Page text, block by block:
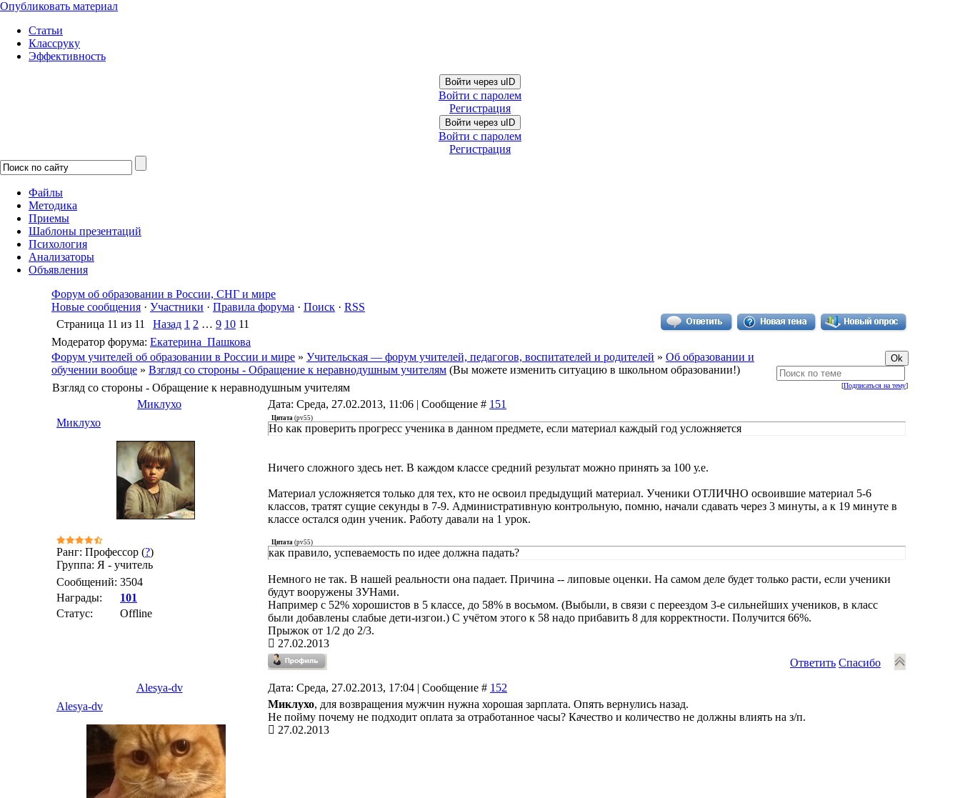
Опубликовать материал
Статьи
Классруку
Эффективность
Войти через uID
Войти с паролем
Регистрация
Войти через uID
Войти с паролем
Регистрация
Файлы
Методика
Приемы
Шаблоны презентаций
Психология
Анализаторы
Объявления
Форум об образовании в России, СНГ и мире
Новые сообщения · Участники · Правила форума · Поиск · RSS
Страница 11 из 11 Назад 1 2 … 9 10 11
Модератор форума: Екатерина_Пашкова
Форум учителей об образовании в России и мире » Учительская — форум учителей, педагогов, воспитателей и родителей » Об образовании и
обучении вообще » Взгляд со стороны - Обращение к неравнодушным учителям (Вы можете изменить ситуацию в школьном образовании!)
[Подписаться на тему]
Взгляд со стороны - Обращение к неравнодушным учителям
Миклухо
Дата: Среда, 27.02.2013, 11:06 | Сообщение # 151
Миклухо
Ранг: Профессор (?)
Группа: Я - учитель
Сообщений: 3504
Награды:
101
Статус:
Offline
Цитата (pv55)
Но как проверить прогресс ученика в данном предмете, если материал каждый год усложняется
Ничего сложного здесь нет. В каждом классе средний результат можно принять за 100 у.е.
Материал усложняется только для тех, кто не освоил предыдущий материал. Ученики ОТЛИЧНО освоившие материал 5-6
классов, тратят сущие секунды в 7-9. Административную контрольную, помню, начали сдавать через 3 минуты, а к 19 минуте в
классе остался один ученик. Работу давали на 1 урок.
Цитата (pv55)
как правило, успеваемость по идее должна падать?
Немного не так. В нашей реальности она падает. Причина -- липовые оценки. На самом деле будет только расти, если ученики
будут вооружены ЗУНами.
Например с 52% хорошистов в 5 классе, до 58% в восьмом. (Выбыли, в связи с переездом 3-е сильнейших учеников, в класс
были добавлены слабые дети-изгои.) С учётом этого к 58 надо прибавить 8 для корректности. Получится 66%.
Прыжок от 1/2 до 2/3.
27.02.2013
Ответить Спасибо
Alesya-dv Дата: Среда, 27.02.2013, 17:04 | Сообщение # 152
Alesya-dv
Миклухо, для возвращения мужчин нужна хорошая зарплата. Опять вернулись назад.
Не пойму почему не подходит оплата за отработанное часы? Качество и количество не должны влиять на з/п.
27.02.2013